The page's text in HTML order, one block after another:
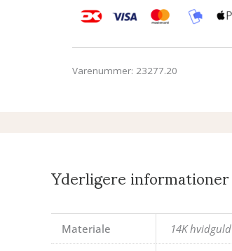
Varenummer: 23277.20
Yderligere informationer
Materiale 14K hvidguld